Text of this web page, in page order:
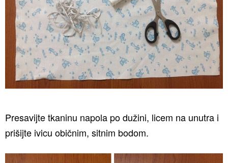
Presavijte tkaninu napola po dužini, licem na unutra i
prišijte ivicu običnim, sitnim bodom.